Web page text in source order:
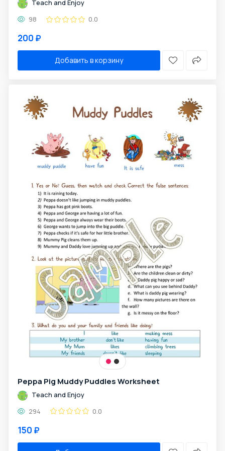
Teach and Enjoy
98
0.0
200 ₽
Добавить в корзину
Peppa Pig Muddy Puddles Worksheet
Teach and Enjoy
294
0.0
150 ₽